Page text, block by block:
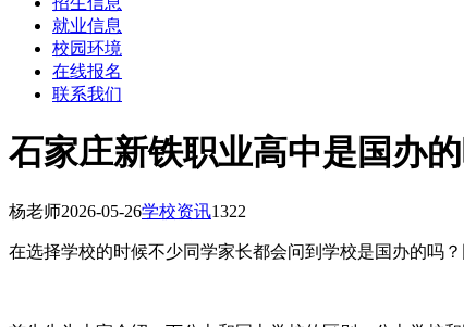
就业信息
校园环境
在线报名
联系我们
石家庄新铁职业高中是国办
杨老师2026-05-26学校资讯1322
在选择学校的时候不少同学家长都会问到学校是国办的吗